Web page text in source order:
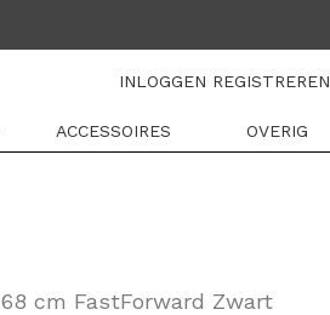
INLOGGEN REGISTREREN
ACCESSOIRES OVERIG
cm FastForward Zwart